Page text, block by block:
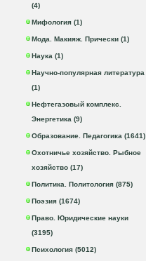
(4)
Мифология (1)
Мода. Макияж. Прически (1)
Наука (1)
Научно-популярная литература
(1)
Нефтегазовый комплекс.
Энергетика (9)
Образование. Педагогика (1641)
Охотничье хозяйство. Рыбное
хозяйство (17)
Политика. Политология (875)
Поэзия (1674)
Право. Юридические науки
(3195)
Психология (5012)